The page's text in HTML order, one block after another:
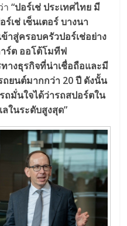
า“ปอร์เช่ ประเทศไทย มี
เช่ เซ็นเตอร์ บางนา
าสู่ครอบครัวปอร์เช่อย่าง
ร์ต ออโต้โมทีฟ
างธุรกิจที่น่าเชื่อถือและมี
ยนต์มากกว่า 20 ปี ดังนั้น
ถมั่นใจได้ว่ารถสปอร์ตใน
ในระดับสูงสุด”